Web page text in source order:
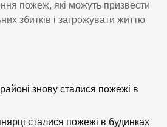
пожеж, які можуть призвести
збитків і загрожувати життю
знову сталися пожежі в
сталися пожежі в будинках